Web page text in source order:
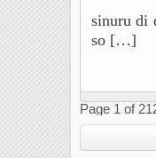
sinuru di
so […]
Page 1 of 21